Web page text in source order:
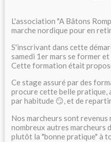
L'association "A Bâtons
marche nordique pour en
S'inscrivant dans cette
samedi 1er mars se former
Cette formation était
Ce stage assuré par des
procure cette belle pratique,
par habitude 😏, et de
Nos marcheurs sont
nombreux autres marcheurs
plutôt la "bonne pratique" à